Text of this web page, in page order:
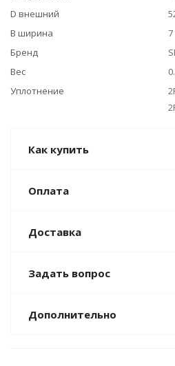
D внешний
B ширина
7
Бренд
Вес
Уплотнение
Как купить
Оплата
Доставка
Задать вопрос
Дополнительно